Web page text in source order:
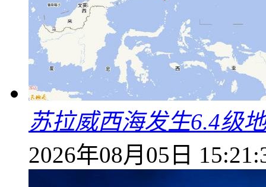
苏拉威西海发生6.4级
2026年08月05日